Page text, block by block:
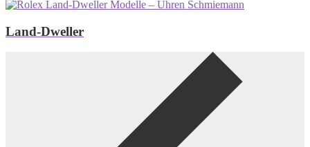
Land-Dweller